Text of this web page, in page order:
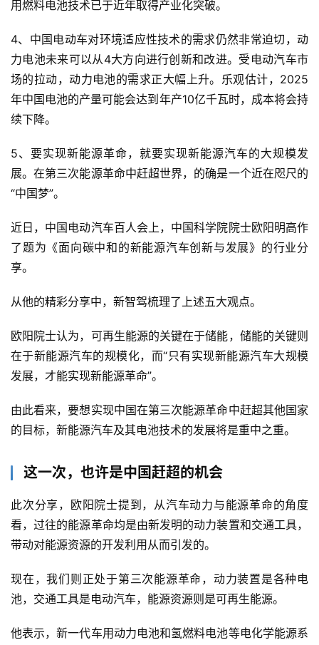
用燃料电池技术已于近年取得产业化突破。
4、中国电动车对环境适应性技术的需求仍然非常迫切，动
力电池未来可以从4大方向进行创新和改进。受电动汽车市
场的拉动，动力电池的需求正大幅上升。乐观估计，2025
年中国电池的产量可能会达到年产10亿千瓦时，成本将会持
续下降。
5、要实现新能源革命，就要实现新能源汽车的大规模发
展。在第三次能源革命中赶超世界，的确是一个近在咫尺的
“中国梦”。
近日，中国电动汽车百人会上，中国科学院院士欧阳明高作
了题为《面向碳中和的新能源汽车创新与发展》的行业分
享。
从他的精彩分享中，新智驾梳理了上述五大观点。
欧阳院士认为，可再生能源的关键在于储能，储能的关键则
在于新能源汽车的规模化，而“只有实现新能源汽车大规模
发展，才能实现新能源革命”。
由此看来，要想实现中国在第三次能源革命中赶超其他国家
的目标，新能源汽车及其电池技术的发展将是重中之重。
这一次，也许是中国赶超的机会
此次分享，欧阳院士提到，从汽车动力与能源革命的角度
看，过往的能源革命均是由新发明的动力装置和交通工具，
带动对能源资源的开发利用从而引发的。
现在，我们则正处于第三次能源革命，动力装置是各种电
池，交通工具是电动汽车，能源资源则是可再生能源。
他表示，新一代车用动力电池和氢燃料电池等电化学能源系